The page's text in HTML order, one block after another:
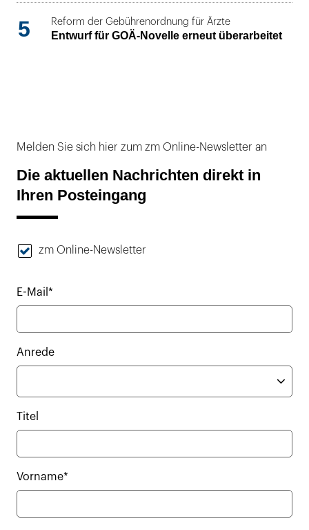
5 Reform der Gebührenordnung für Ärzte
Entwurf für GOÄ-Novelle erneut überarbeitet
Melden Sie sich hier zum zm Online-Newsletter an
Die aktuellen Nachrichten direkt in
Ihren Posteingang
zm Online-Newsletter
E-Mail*
Anrede
Titel
Vorname*